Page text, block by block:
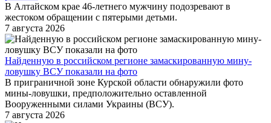
В Алтайском крае 46-летнего мужчину подозревают в
жестоком обращении с пятерыми детьми.
7 августа 2026
Найденную в российском регионе замаскированную мину-
ловушку ВСУ показали на фото
В приграничной зоне Курской области обнаружили фото
мины-ловушки, предположительно оставленной
Вооруженными силами Украины (ВСУ).
7 августа 2026